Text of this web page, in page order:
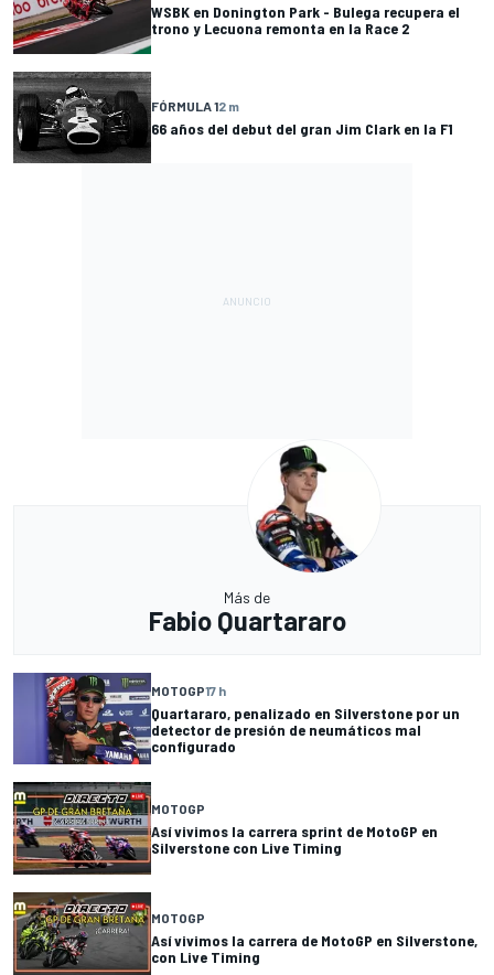
WSBK en Donington Park - Bulega recupera el
trono y Lecuona remonta en la Race 2
FÓRMULA 12 m
66 años del debut del gran Jim Clark en la F1
Más de
Fabio Quartararo
MOTOGP17 h
Quartararo, penalizado en Silverstone por un
detector de presión de neumáticos mal
configurado
MOTOGP
Así vivimos la carrera sprint de MotoGP en
Silverstone con Live Timing
MOTOGP
Así vivimos la carrera de MotoGP en Silverstone,
con Live Timing